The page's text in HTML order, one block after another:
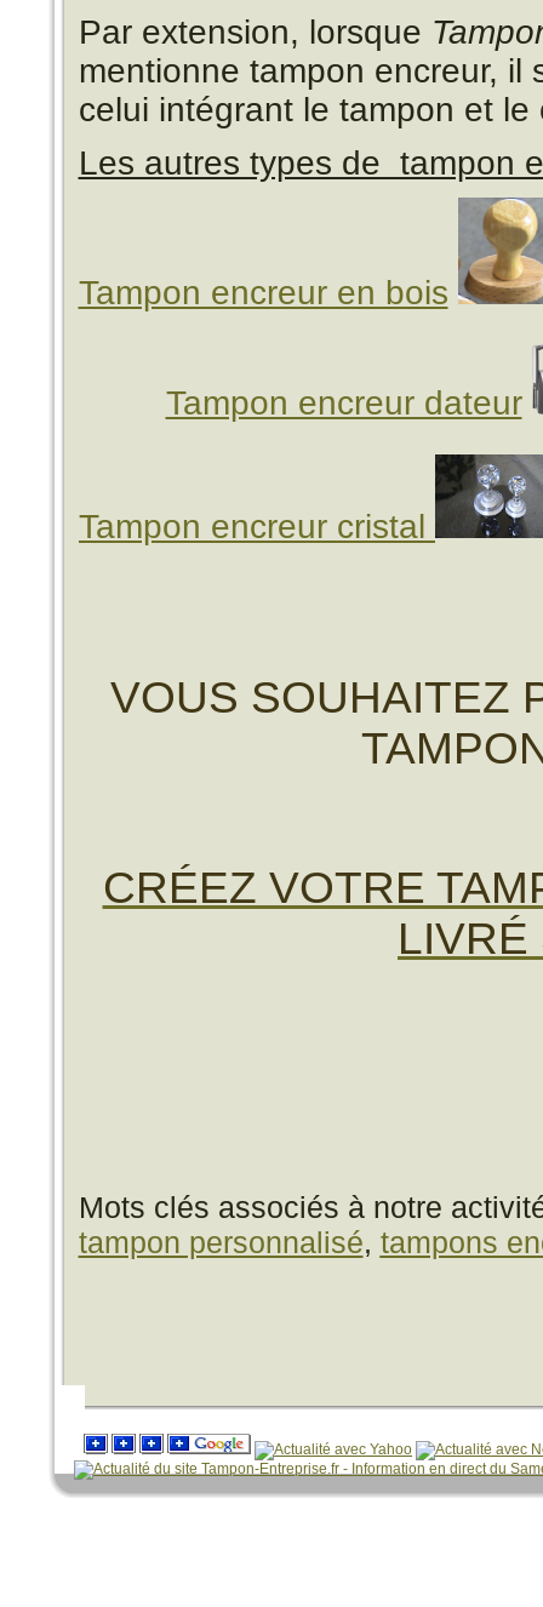
Par extension, lorsque
mentionne tampon encreur, il
celui intégrant le tampon et
Les autres types de tampon
Tampon encreur en bois
Tampon encreur dateur
Tampon encreur cristal
VOUS SOUHAITEZ
CRÉEZ VOTRE
LIVRÉ
Mots clés associés à notre
tampon personnalisé, tampons